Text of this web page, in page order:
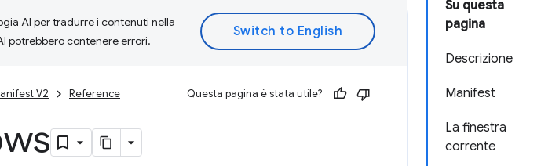
Su questa
pagina
Descrizione
Manifest
La finestra
corrente
AI per tradurre i contenuti nella
potrebbero contenere errori.
V2 Reference Questa pagina è stata utile?